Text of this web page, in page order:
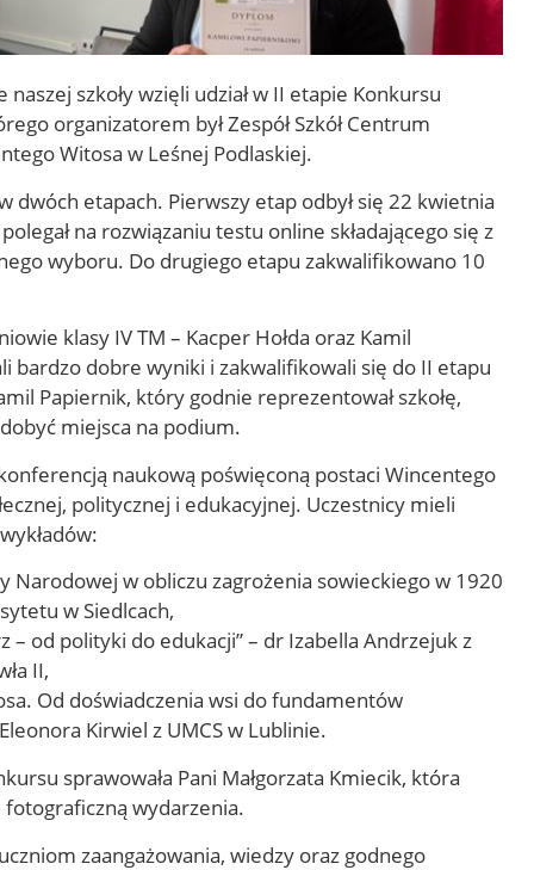
szkoły wzięli udział w II etapie Konkursu
organizatorem był Zespół Szkół Centrum
Witosa w Leśnej Podlaskiej.
dwóch etapach. Pierwszy etap odbył się 22 kwietnia
na rozwiązaniu testu online składającego się z
wyboru. Do drugiego etapu zakwalifikowano 10
klasy IV TM – Kacper Hołda oraz Kamil
bardzo dobre wyniki i zakwalifikowali się do II etapu
Papiernik, który godnie reprezentował szkołę,
miejsca na podium.
naukową poświęconą postaci Wincentego
politycznej i edukacyjnej. Uczestnicy mieli
Narodowej w obliczu zagrożenia sowieckiego w 1920
w Siedlcach,
– od polityki do edukacji” – dr Izabella Andrzejuk z
II,
Od doświadczenia wsi do fundamentów
Kirwiel z UMCS w Lublinie.
sprawowała Pani Małgorzata Kmiecik, która
wydarzenia.
zaangażowania, wiedzy oraz godnego